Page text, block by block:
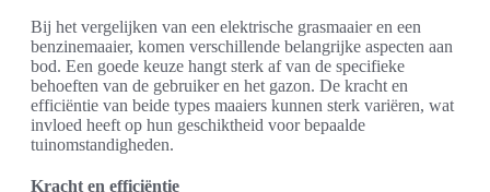
Bij het vergelijken van een elektrische grasmaaier en een
benzinemaaier, komen verschillende belangrijke aspecten aan
bod. Een goede keuze hangt sterk af van de specifieke
behoeften van de gebruiker en het gazon. De kracht en
efficiëntie van beide types maaiers kunnen sterk variëren, wat
invloed heeft op hun geschiktheid voor bepaalde
tuinomstandigheden.
Kracht en efficiëntie